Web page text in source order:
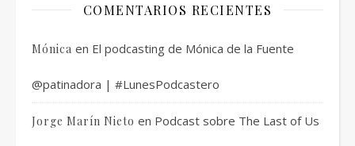
COMENTARIOS RECIENTES
Mónica en El podcasting de Mónica de la Fuente
@patinadora | #LunesPodcastero
Jorge Marín Nieto en Podcast sobre The Last of Us